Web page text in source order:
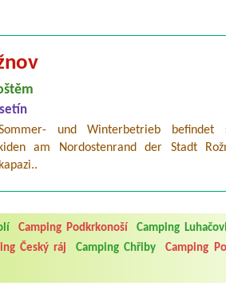
und Winterbetrieb befindet
am Nordostenrand der Stadt
Camping Podkrkonoší
Camping
Český ráj Camping Chřiby Camping
bezohlednost ostatních
ale takový rámus jsme ještě nezažili...
Přijeli jsme karavanem. Klid pohoda